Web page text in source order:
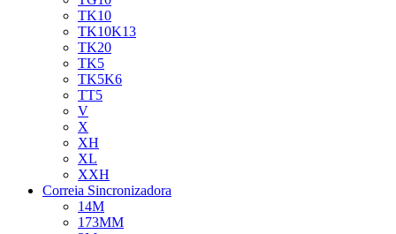
TK10
TK10K13
TK20
TK5
TK5K6
TT5
V
X
XH
XL
XXH
Correia Sincronizadora
14M
173MM